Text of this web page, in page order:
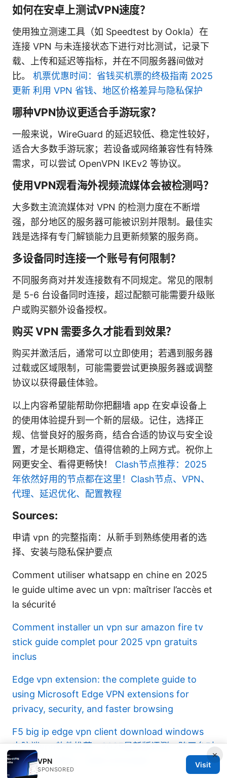
如何在安卓上测试VPN速度？
使用独立测速工具（如 Speedtest by Ookla）在
连接 VPN 与未连接状态下进行对比测试，记录下
载、上传和延迟等指标，并在不同服务器间做对
比。 机票优惠时间：省钱买机票的终极指南 2025
更新 利用 VPN 省钱、地区价格差异与隐私保护
哪种VPN协议更适合手游玩家？
一般来说，WireGuard 的延迟较低、稳定性较好，
适合大多数手游玩家；若设备或网络兼容性有特殊
需求，可以尝试 OpenVPN IKEv2 等协议。
使用VPN观看海外视频流媒体会被检测吗？
大多数主流流媒体对 VPN 的检测力度在不断增
强，部分地区的服务器可能被识别并限制。最佳实
践是选择有专门解锁能力且更新频繁的服务商。
多设备同时连接一个账号有何限制？
不同服务商对并发连接数有不同规定。常见的限制
是 5-6 台设备同时连接，超过配额可能需要升级账
户或购买额外设备授权。
购买 VPN 需要多久才能看到效果？
购买并激活后，通常可以立即使用；若遇到服务器
过载或区域限制，可能需要尝试更换服务器或调整
协议以获得最佳体验。
以上内容希望能帮助你把翻墙 app 在安卓设备上
的使用体验提升到一个新的层级。记住，选择正
规、信誉良好的服务商，结合合适的协议与安全设
置，才是长期稳定、值得信赖的上网方式。祝你上
网更安全、看得更畅快！ Clash节点推荐：2025
年依然好用的节点都在这里！Clash节点、VPN、
代理、延迟优化、配置教程
Sources:
申请 vpn 的完整指南：从新手到熟练使用者的选
择、安装与隐私保护要点
Comment utiliser whatsapp en chine en 2025
le guide ultime avec un vpn: maîtriser l’accès et
la sécurité
Comment installer un vpn sur amazon fire tv
stick guide complet pour 2025 vpn gratuits
inclus
Edge vpn extension: the complete guide to
using Microsoft Edge VPN extensions for
privacy, security, and faster browsing
F5 big ip edge vpn client download windows
电脑端vpn软件推荐：2025最新版评测、跨平台对
比、速度与隐私、安装与优化指南
×
VPN
SPONSORED
Visit